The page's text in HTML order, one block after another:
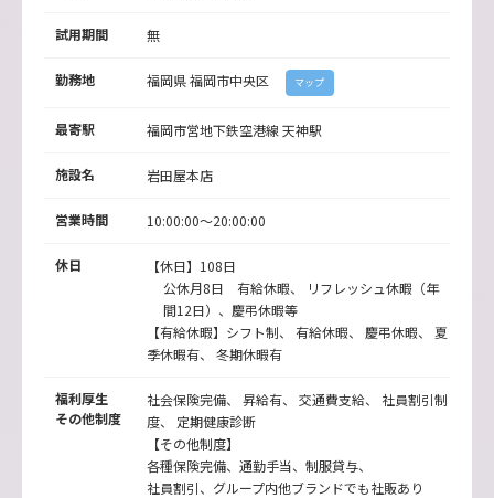
試用期間 無
勤務地 福岡県福岡市中央区 マップ
最寄駅 福岡市営地下鉄空港線 天神駅
施設名 岩田屋本店
営業時間 10:00:00～20:00:00
休日
【休日】108日
公休月8日 有給休暇、 リフレッシュ休暇（年
間12日）、慶弔休暇等
【有給休暇】シフト制、 有給休暇、 慶弔休暇、 夏
季休暇有、 冬期休暇有
福利厚生
その他制度
社会保険完備、 昇給有、 交通費支給、 社員割引制
度、 定期健康診断
【その他制度】
各種保険完備、通勤手当、制服貸与、
社員割引、グループ内他ブランドでも社販あり